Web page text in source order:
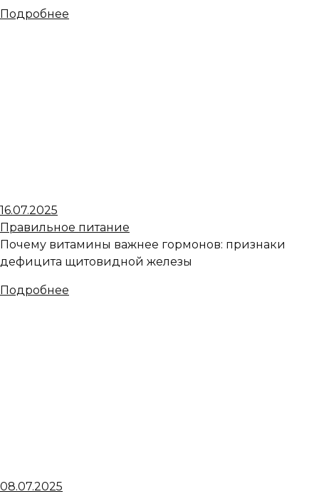
Подробнее
16.07.2025
Правильное питание
Почему витамины важнее гормонов: признаки
дефицита щитовидной железы
Подробнее
08.07.2025